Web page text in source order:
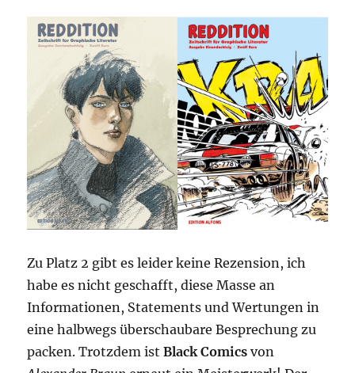
Zu Platz 2 gibt es leider keine Rezension, ich
habe es nicht geschafft, diese Masse an
Informationen, Statements und Wertungen in
eine halbwegs überschaubare Besprechung zu
packen. Trotzdem istBlack Comics von